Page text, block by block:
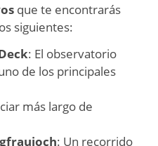
que te encontrarás
siguientes:
: El observatorio
de los principales
más largo de
: Un recorrido